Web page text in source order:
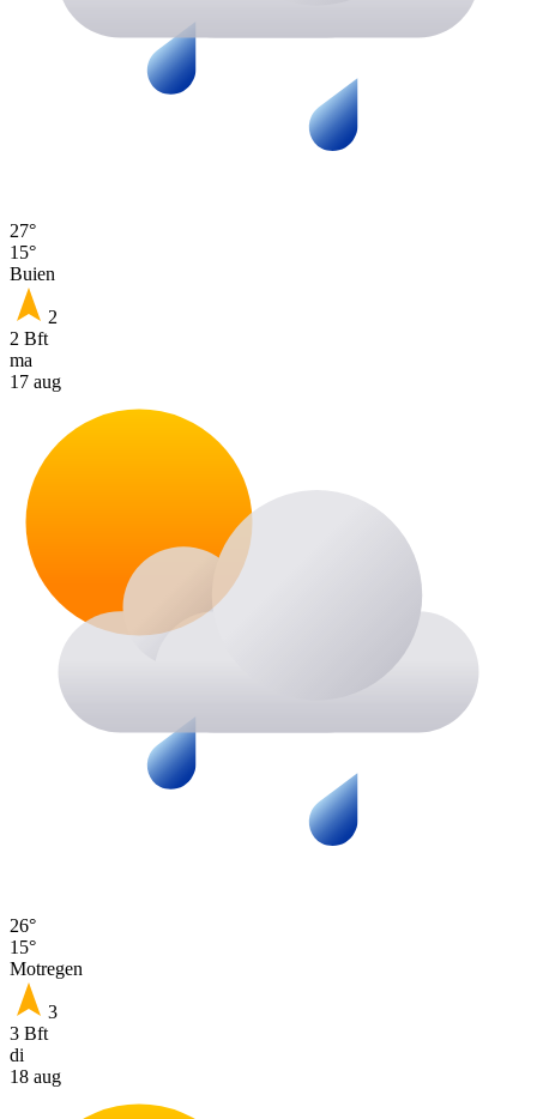
27°
15°
Buien
2
2 Bft
ma
17 aug
26°
15°
Motregen
3
3 Bft
di
18 aug